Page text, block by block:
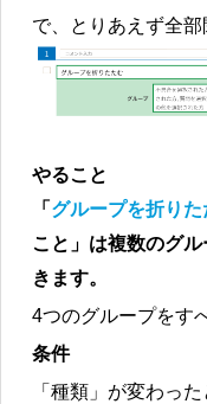
で、とりあえず全部
やること
「 グループを折りた
こと」は複数のグ
きます。
4つのグループをす
条件
「種類」が変わっ